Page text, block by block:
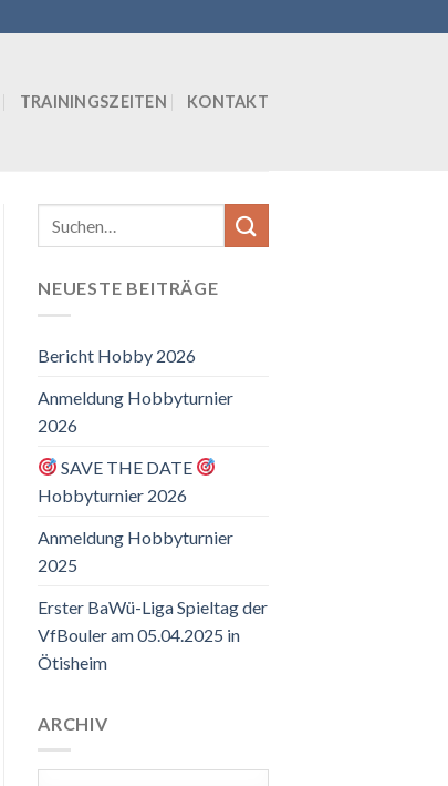
TRAININGSZEITEN KONTAKT
NEUESTE BEITRÄGE
Bericht Hobby 2026
Anmeldung Hobbyturnier
2026
SAVE THE DATE
Hobbyturnier 2026
Anmeldung Hobbyturnier
2025
Erster BaWü-Liga Spieltag der
VfBouler am 05.04.2025 in
Ötisheim
ARCHIV